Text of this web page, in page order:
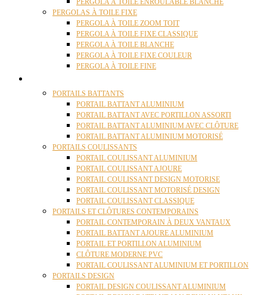
PERGOLA À TOILE ENROULABLE BLANCHE
PERGOLAS À TOILE FIXE
PERGOLA À TOILE ZOOM TOIT
PERGOLA À TOILE FIXE CLASSIQUE
PERGOLA À TOILE BLANCHE
PERGOLA À TOILE FIXE COULEUR
PERGOLA À TOILE FINE
PORTAILS BATTANTS
PORTAIL BATTANT ALUMINIUM
PORTAIL BATTANT AVEC PORTILLON ASSORTI
PORTAIL BATTANT ALUMINIUM AVEC CLÔTURE
PORTAIL BATTANT ALUMINIUM MOTORISÉ
PORTAILS COULISSANTS
PORTAIL COULISSANT ALUMINIUM
PORTAIL COULISSANT AJOURE
PORTAIL COULISSANT DESIGN MOTORISE
PORTAIL COULISSANT MOTORISÉ DESIGN
PORTAIL COULISSANT CLASSIQUE
PORTAILS ET CLÔTURES CONTEMPORAINS
PORTAIL CONTEMPORAIN À DEUX VANTAUX
PORTAIL BATTANT AJOURE ALUMINIUM
PORTAIL ET PORTILLON ALUMINIUM
CLÔTURE MODERNE PVC
PORTAIL COULISSANT ALUMINIUM ET PORTILLON
PORTAILS DESIGN
PORTAIL DESIGN COULISSANT ALUMINIUM